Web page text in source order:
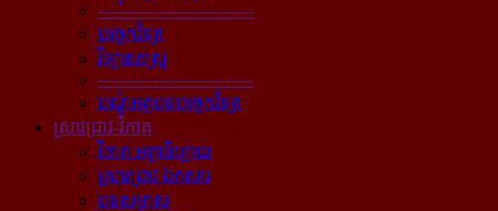
----------------------------
បច្ចេកវិទ្យា
វិទ្យាសាស្ត្រ
----------------------------
បណ្ដុំអត្ថបទបច្ចេកវិទ្យា
ស្រាវជ្រាវ-វិភាគ
វិភាគ អត្ថាធិប្បាយ
ស្រាវជ្រាវ ឯកសារ
បទសម្ភាស